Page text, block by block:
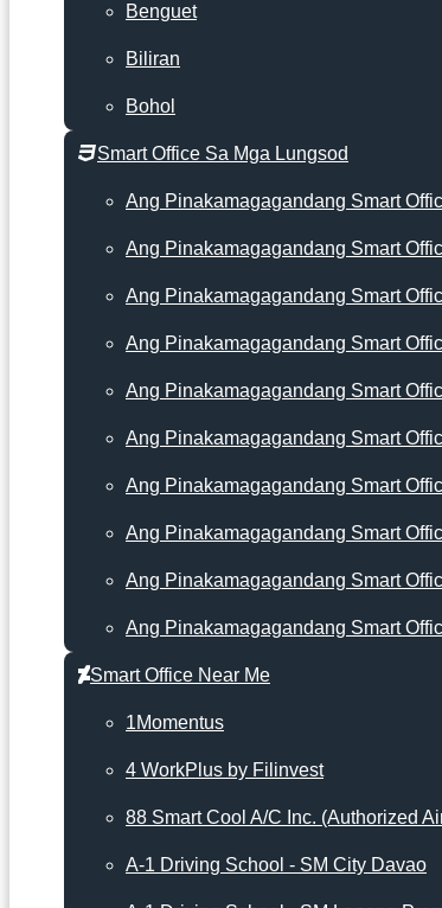
Benguet
Biliran
Bohol
Smart Office Sa Mga Lungsod
Ang Pinakamagagandang Smart
Ang Pinakamagagandang Smart
Ang Pinakamagagandang Smart
Ang Pinakamagagandang Smart
Ang Pinakamagagandang Smart
Ang Pinakamagagandang Smart
Ang Pinakamagagandang Smart
Ang Pinakamagagandang Smart
Ang Pinakamagagandang Smart
Ang Pinakamagagandang Smart
Smart Office Near Me
1Momentus
4 WorkPlus by Filinvest
88 Smart Cool A/C Inc. (Authorized
A-1 Driving School - SM City Davao